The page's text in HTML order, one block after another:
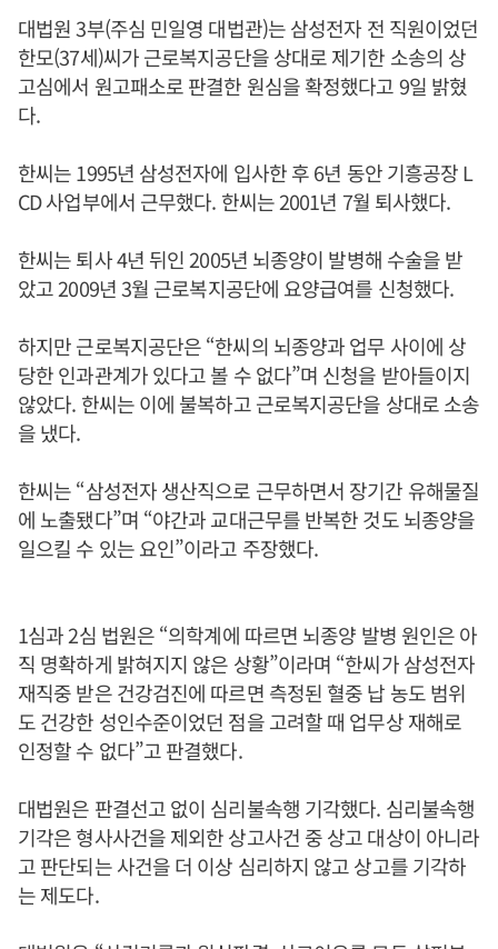
대법원 3부(주심 민일영 대법관)는 삼성전자 전 직원이었던
한모(37세)씨가 근로복지공단을 상대로 제기한 소송의 상
고심에서 원고패소로 판결한 원심을 확정했다고 9일 밝혔
다.
한씨는 1995년 삼성전자에 입사한 후 6년 동안 기흥공장 L
CD 사업부에서 근무했다. 한씨는 2001년 7월 퇴사했다.
한씨는 퇴사 4년 뒤인 2005년 뇌종양이 발병해 수술을 받
았고 2009년 3월 근로복지공단에 요양급여를 신청했다.
하지만 근로복지공단은 “한씨의 뇌종양과 업무 사이에 상
당한 인과관계가 있다고 볼 수 없다”며 신청을 받아들이지
않았다. 한씨는 이에 불복하고 근로복지공단을 상대로 소송
을 냈다.
한씨는 “삼성전자 생산직으로 근무하면서 장기간 유해물질
에 노출됐다”며 “야간과 교대근무를 반복한 것도 뇌종양을
일으킬 수 있는 요인”이라고 주장했다.
1심과 2심 법원은 “의학계에 따르면 뇌종양 발병 원인은 아
직 명확하게 밝혀지지 않은 상황”이라며 “한씨가 삼성전자
재직중 받은 건강검진에 따르면 측정된 혈중 납 농도 범위
도 건강한 성인수준이었던 점을 고려할 때 업무상 재해로
인정할 수 없다”고 판결했다.
대법원은 판결선고 없이 심리불속행 기각했다. 심리불속행
기각은 형사사건을 제외한 상고사건 중 상고 대상이 아니라
고 판단되는 사건을 더 이상 심리하지 않고 상고를 기각하
는 제도다.